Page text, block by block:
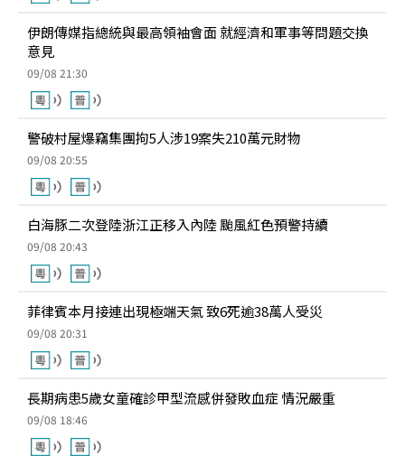
伊朗傳媒指總統與最高領袖會面 就經濟和軍事等問題交換
意見
09/08 21:30
警破村屋爆竊集團拘5人涉19案失210萬元財物
09/08 20:55
白海豚二次登陸浙江正移入內陸 颱風紅色預警持續
09/08 20:43
菲律賓本月接連出現極端天氣 致6死逾38萬人受災
09/08 20:31
長期病患5歲女童確診甲型流感併發敗血症 情況嚴重
09/08 18:46